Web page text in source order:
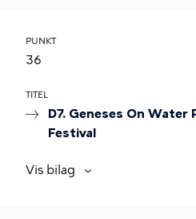
PUNKT
36
TITEL
D7. Geneses On
Festival
Vis bilag